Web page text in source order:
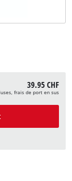
39.95 CHF
frais de port en sus